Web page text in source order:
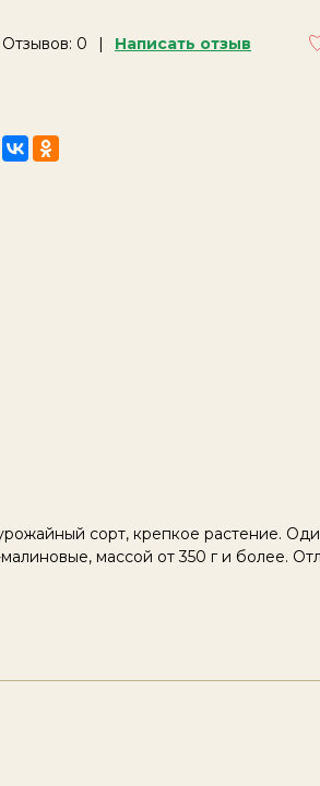
Отзывов: 0 Написать отзыв
сорт, крепкое растение.
массой от 350 г и более.